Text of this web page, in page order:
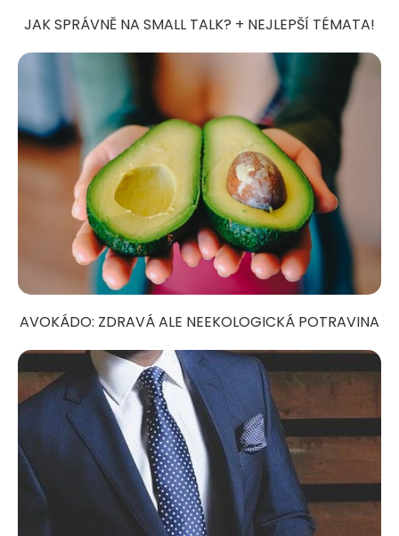
JAK SPRÁVNĚ NA SMALL TALK? + NEJLEPŠÍ TÉMATA!
AVOKÁDO: ZDRAVÁ ALE NEEKOLOGICKÁ POTRAVINA